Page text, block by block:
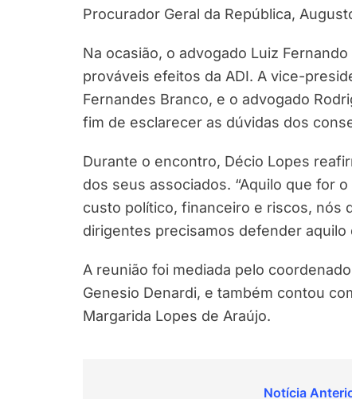
Procurador Geral da República,
Na ocasião, o advogado Luiz
prováveis efeitos da ADI. A vice-
Fernandes Branco, e o advogado
fim de esclarecer as dúvidas dos
Durante o encontro, Décio Lopes
dos seus associados. “Aquilo que for
custo político, financeiro e riscos, nós
dirigentes precisamos defender
A reunião foi mediada pelo
Genesio Denardi, e também contou
Margarida Lopes de Araújo.